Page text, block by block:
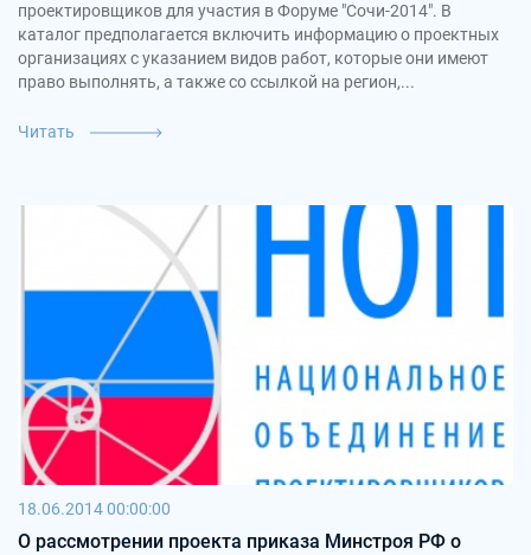
проектировщиков для участия в Форуме "Сочи-2014". В
каталог предполагается включить информацию о проектных
организациях с указанием видов работ, которые они имеют
право выполнять, а также со ссылкой на регион,...
Читать
18.06.2014 00:00:00
О рассмотрении проекта приказа Минстроя РФ о